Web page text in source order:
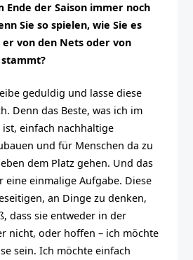
Ende der Saison immer noch
Sie so spielen, wie Sie es
er von den Nets oder von
geduldig und lasse diese
Denn das Beste, was ich im
einfach nachhaltige
und für Menschen da zu
dem Platz gehen. Und das
eine einmalige Aufgabe. Diese
an Dinge zu denken,
dass sie entweder in der
nicht, oder hoffen – ich möchte
sein. Ich möchte einfach